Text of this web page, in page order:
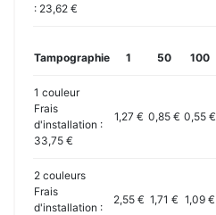
: 23,62 €
Tampographie 1 50 100
1 couleur
Frais
d'installation :
33,75 €
1,27 € 0,85 € 0,55 €
2 couleurs
Frais
d'installation :
2,55 € 1,71 € 1,09 €